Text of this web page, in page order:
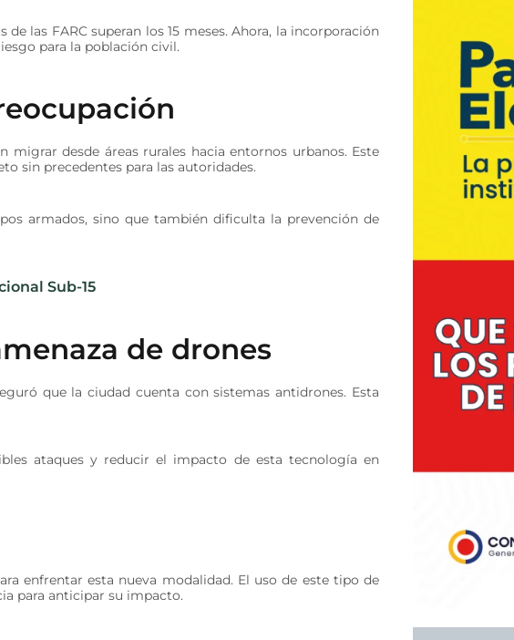
las FARC superan los 15 meses. Ahora, la incorporación
para la población civil.
desde áreas rurales hacia entornos urbanos. Este
sin precedentes para las autoridades.
armados, sino que también dificulta la prevención de
Sub-15
de drones
que la ciudad cuenta con sistemas antidrones. Esta
ataques y reducir el impacto de esta tecnología en
enfrentar esta nueva modalidad. El uso de este tipo de
para anticipar su impacto.